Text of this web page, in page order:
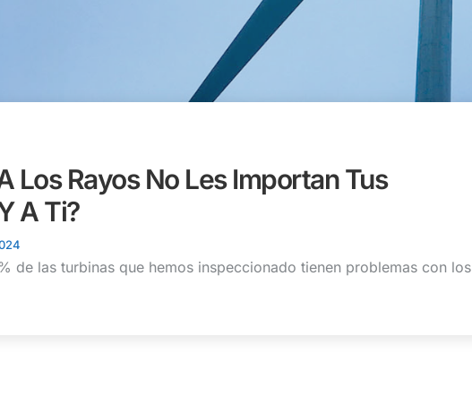
Los Rayos No Les Importan Tus
A Ti?
de las turbinas que hemos inspeccionado tienen problemas con los